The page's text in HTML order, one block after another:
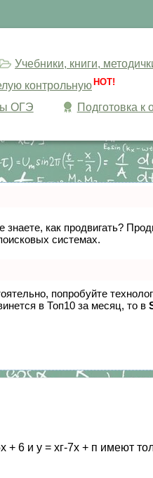
Учебники, книги,
контрольную HOT!
ОГЭ Подготовка к
знаете, как продвигать?
системах.
попробуйте
в Топ10 за месяц, то в
6 и у = хг-7х + п имеют